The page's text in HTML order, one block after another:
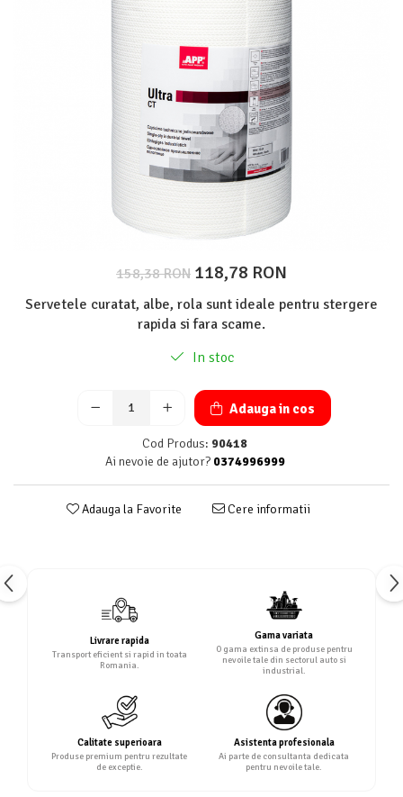
Sisteme si pahare PPS
Pahare de amestec
158,38 RON 118,78 RON
Servetele curatat, albe, rola sunt ideale pentru stergere
rapida si fara scame.
In stoc
Adauga in cos
Cod Produs: 90418
Ai nevoie de ajutor? 0374996999
Adauga la Favorite Cere informatii
Livrare rapida
Transport eficient si rapid in toata
Romania.
Gama variata
O gama extinsa de produse pentru
nevoile tale din sectorul auto si
industrial.
Calitate superioara
Produse premium pentru rezultate
de exceptie.
Asistenta profesionala
Ai parte de consultanta dedicata
pentru nevoile tale.